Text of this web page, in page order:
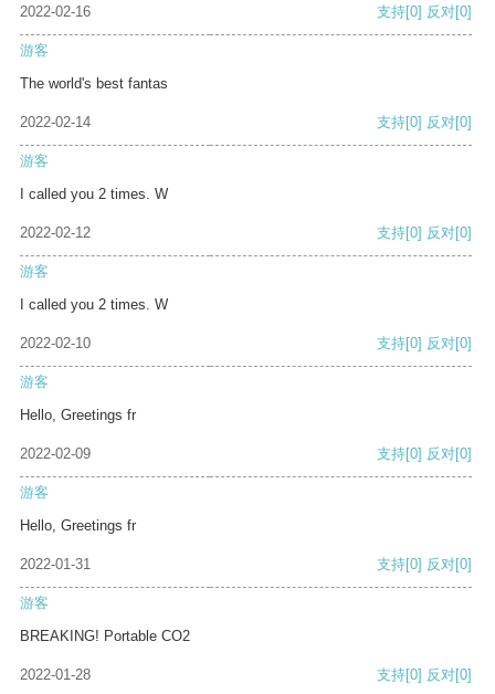
2022-02-16 支持[0] 反对[0]
游客
The world's best fantas
2022-02-14 支持[0] 反对[0]
游客
I called you 2 times. W
2022-02-12 支持[0] 反对[0]
游客
I called you 2 times. W
2022-02-10 支持[0] 反对[0]
游客
Hello, Greetings fr
2022-02-09 支持[0] 反对[0]
游客
Hello, Greetings fr
2022-01-31 支持[0] 反对[0]
游客
BREAKING! Portable CO2
2022-01-28 支持[0] 反对[0]